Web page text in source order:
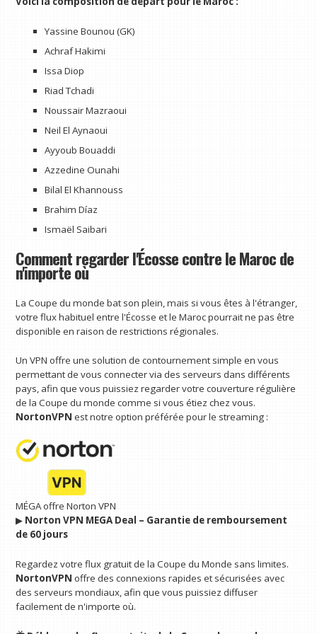
Yassine Bounou (GK)
Achraf Hakimi
Issa Diop
Riad Tchadi
Noussair Mazraoui
Neil El Aynaoui
Ayyoub Bouaddi
Azzedine Ounahi
Bilal El Khannouss
Brahim Díaz
Ismaël Saibari
Comment regarder l'Écosse contre le Maroc de
n'importe où
La Coupe du monde bat son plein, mais si vous êtes à l'étranger,
votre flux habituel entre l'Écosse et le Maroc pourrait ne pas être
disponible en raison de restrictions régionales.
Un VPN offre une solution de contournement simple en vous
permettant de vous connecter via des serveurs dans différents
pays, afin que vous puissiez regarder votre couverture régulière
de la Coupe du monde comme si vous étiez chez vous.
NortonVPN est notre option préférée pour le streaming :
MÉGA offre Norton VPN
▶︎ Norton VPN MEGA Deal – Garantie de remboursement
de 60 jours
Regardez votre flux gratuit de la Coupe du Monde sans limites.
NortonVPN offre des connexions rapides et sécurisées avec
des serveurs mondiaux, afin que vous puissiez diffuser
facilement de n'importe où.